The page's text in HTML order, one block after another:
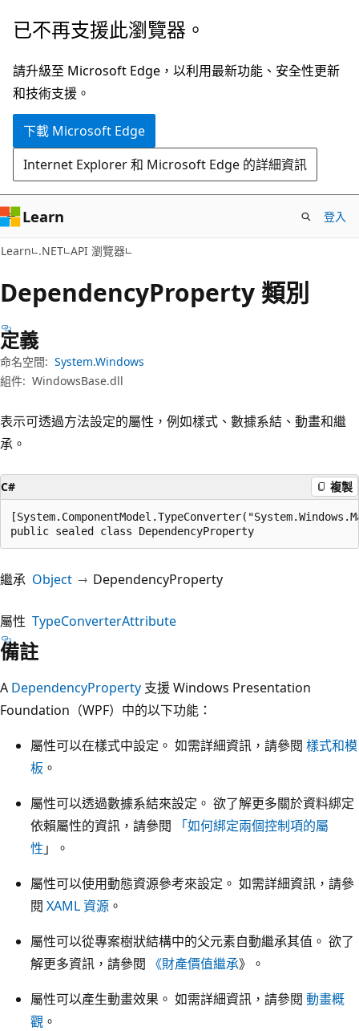
跳
主
要
內
跳
頁
面
內
覽
已不再支援此瀏覽器。
請升級至 Microsoft Edge，以利用最新功能、安全性更新
和技術支援。
下載 Microsoft Edge
Internet Explorer 和 Microsoft Edge 的詳細資訊
Learn 登入
Learn .NET API 瀏覽器
DependencyProperty 類別
定義
命名空間: System.Windows
組件: WindowsBase.dll
表示可透過方法設定的屬性，例如樣式、數據系結、動畫和繼
承。
C# 複製
public sealed class DependencyProperty
繼承 Object DependencyProperty
屬性 TypeConverterAttribute
備註
A DependencyProperty 支援 Windows Presentation
Foundation（WPF）中的以下功能：
屬性可以在樣式中設定。 如需詳細資訊，請參閱 樣式和模
板 。
屬性可以透過數據系結來設定。 欲了解更多關於資料綁定
依賴屬性的資訊，請參閱
「如何綁定兩個控制項的屬
性 」。
屬性可以使用動態資源參考來設定。 如需詳細資訊，請參
閱 XAML 資源 。
屬性可以從專案樹狀結構中的父元素自動繼承其值。 欲了
解更多資訊，請參閱 《財產價值繼承》。
屬性可以產生動畫效果。 如需詳細資訊，請參閱 動畫概
觀 。